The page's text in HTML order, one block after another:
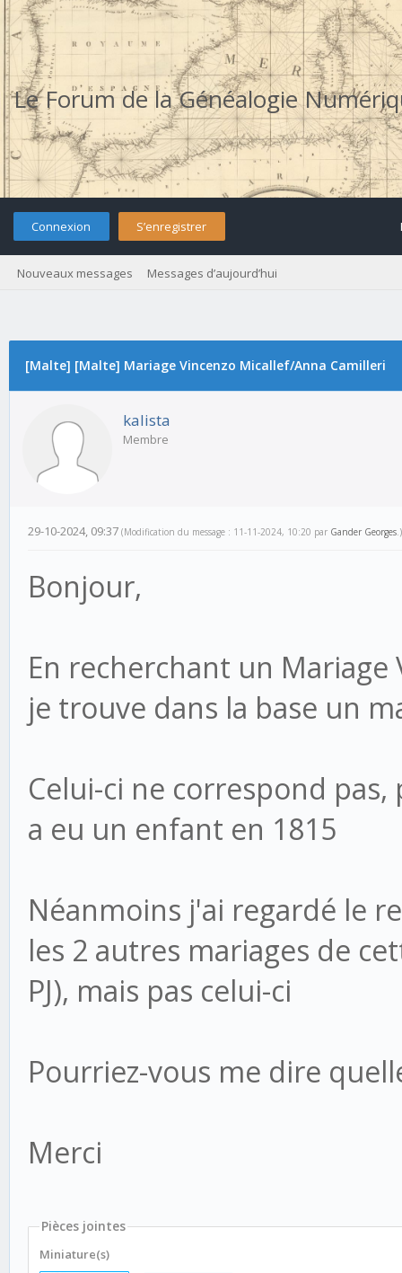
Le Forum de la Généalogie
Connexion S’enregistrer
Nouveaux messages Messages d’aujourd’hui
[Malte] [Malte] Mariage Vincenzo Micallef/Anna Camilleri
kalista
Membre
29-10-2024, 09:37 (Modification du message : 11-11-2024, 10:20 par Gander Georges.)
Bonjour,
En recherchant un
je trouve dans la base un
Celui-ci ne correspond
a eu un enfant en 1815
Néanmoins j'ai regardé le
les 2 autres mariages de
PJ), mais pas celui-ci
Pourriez-vous me dire
Merci
Pièces jointes
Miniature(s)